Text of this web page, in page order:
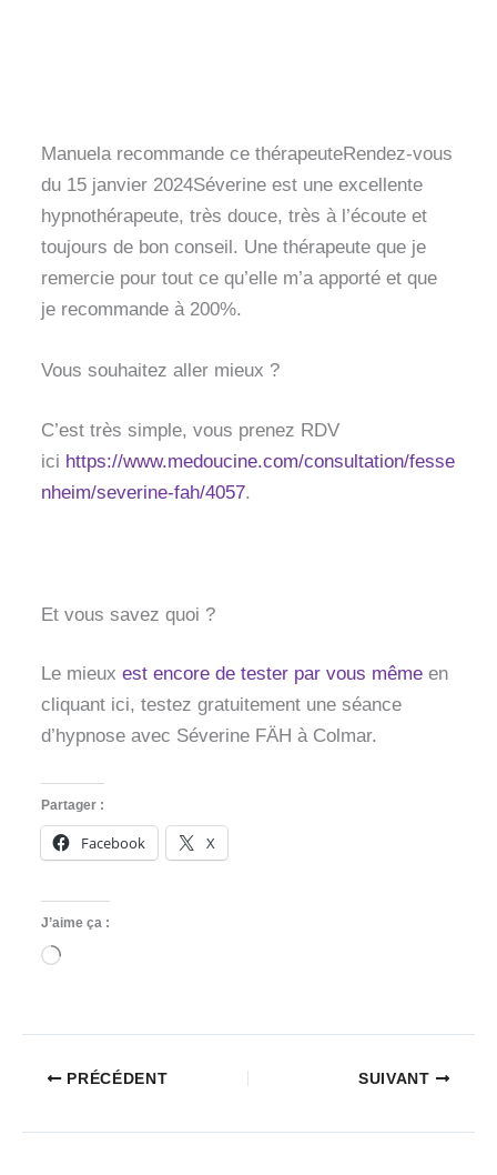
Manuela recommande ce thérapeuteRendez-vous
du 15 janvier 2024Séverine est une excellente
hypnothérapeute, très douce, très à l’écoute et
toujours de bon conseil. Une thérapeute que je
remercie pour tout ce qu’elle m’a apporté et que
je recommande à 200%.
Vous souhaitez aller mieux ?
C’est très simple, vous prenez RDV
ici https://www.medoucine.com/consultation/fesse
nheim/severine-fah/4057.
Et vous savez quoi ?
Le mieux est encore de tester par vous même en
cliquant ici, testez gratuitement une séance
d’hypnose avec Séverine FÄH à Colmar.
Partager :
Facebook X
J’aime ça :
Chargement…
PRÉCÉDENT SUIVANT